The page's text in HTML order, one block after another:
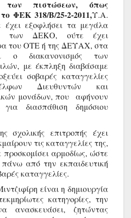
των πιστώσεων, όπως
ΦΕΚ 318/Β/25-2-2011,Υ.Α.
έχει εξοφλήσει τα μεγάλα
των ΔΕΚΟ, ούτε έχει
του ΟΤΕ ή της ΔΕΥΑΧ, στα
ο διακανονισμός των
με έκπληξη διαβάσαμε
σοβαρές καταγγελίες
Διευθυντών και
μονάδων, που  αφήνουν
διασπάθιση δημόσιου
σχολικής επιτροπής έχει
τις καταγγελίες της,
αρμοδίως, ώστε
από την εκπαιδευτική
καταγγελίες.
είναι η δημιουργία
κατηγορίες, την
ανασκευάσει, ζητώντας